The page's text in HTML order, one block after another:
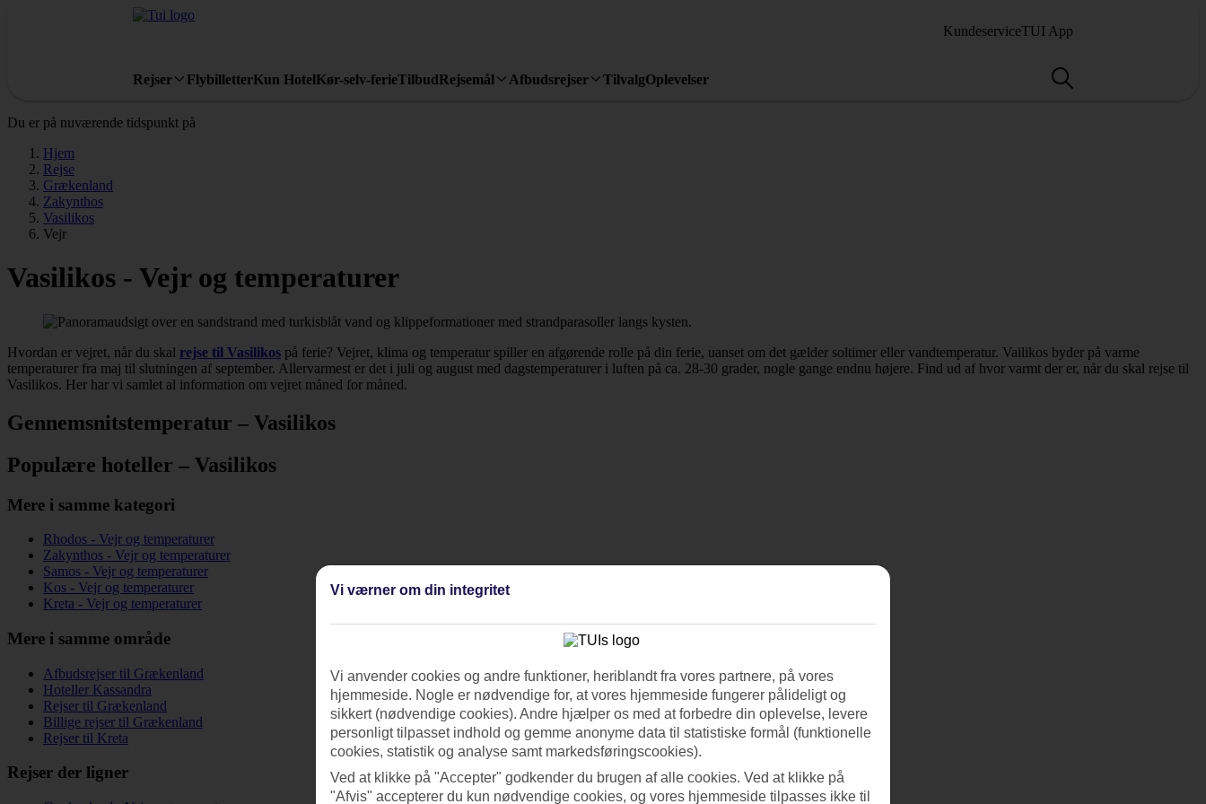
KundeserviceTUI App
Rejser FlybilletterKun HotelKør-selv-ferieTilbudRejsemål Afbudsrejser TilvalgOplevelser
Du er på nuværende tidspunkt på
Hjem
Rejse
Grækenland
Zakynthos
Vasilikos
Vejr
Vasilikos - Vejr og temperaturer
Hvordan er vejret, når du skal rejse til Vasilikos på ferie? Vejret, klima og temperatur spiller en afgørende rolle på din ferie, uanset om det gælder soltimer eller vandtemperatur. Vailikos byder på varme
temperaturer fra maj til slutningen af september. Allervarmest er det i juli og august med dagstemperaturer i luften på ca. 28-30 grader, nogle gange endnu højere. Find ud af hvor varmt der er, når du skal rejse til
Vasilikos. Her har vi samlet al information om vejret måned for måned.
Gennemsnitstemperatur – Vasilikos
Populære hoteller – Vasilikos
Mere i samme kategori
Rhodos - Vejr og temperaturer
Zakynthos - Vejr og temperaturer
Samos - Vejr og temperaturer
Kos - Vejr og temperaturer
Kreta - Vejr og temperaturer
Mere i samme område
Afbudsrejser til Grækenland
Hoteller Kassandra
Rejser til Grækenland
Billige rejser til Grækenland
Rejser til Kreta
Rejser der ligner
Vi værner om din integritet
Vi anvender cookies og andre funktioner, heriblandt fra vores partnere, på vores
hjemmeside. Nogle er nødvendige for, at vores hjemmeside fungerer pålideligt og
sikkert (nødvendige cookies). Andre hjælper os med at forbedre din oplevelse, levere
personligt tilpasset indhold og gemme anonyme data til statistiske formål (funktionelle
cookies, statistik og analyse samt markedsføringscookies).
Ved at klikke på "Accepter" godkender du brugen af alle cookies. Ved at klikke på
"Afvis" accepterer du kun nødvendige cookies, og vores hjemmeside tilpasses ikke til